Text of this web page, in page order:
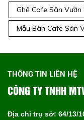
Ghế Cafe Sân Vườn
Mẫu Bàn Cafe Sân
THÔNG TIN LIÊN HỆ
CÔNG TY TNHH
Địa chỉ trụ sở: 64/13/